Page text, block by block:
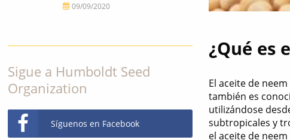
¿Qué es
El aceite de neem
también es
utilizándose
subtropicales y
el aceite de
09/09/2020
Sigue a Humboldt Seed
Organization
Síguenos en Facebook